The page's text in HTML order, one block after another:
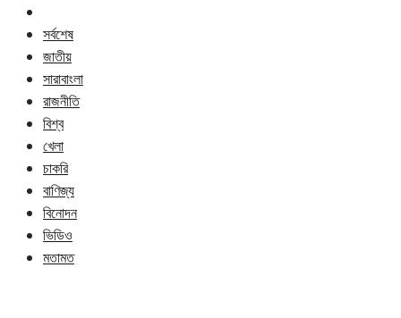
সর্বশেষ
জাতীয়
সারাবাংলা
রাজনীতি
বিশ্ব
খেলা
চাকরি
বাণিজ্য
বিনোদন
ভিডিও
মতামত